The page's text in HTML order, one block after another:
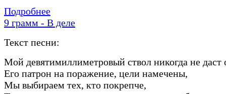
Подробнее
9 грамм - В деле
Текст песни:
Мой девятимиллиметровый ствол никогда не даст
Его патрон на поражение, цели намечены,
Мы выбираем тех, кто покрепче,